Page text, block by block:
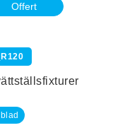
Offert